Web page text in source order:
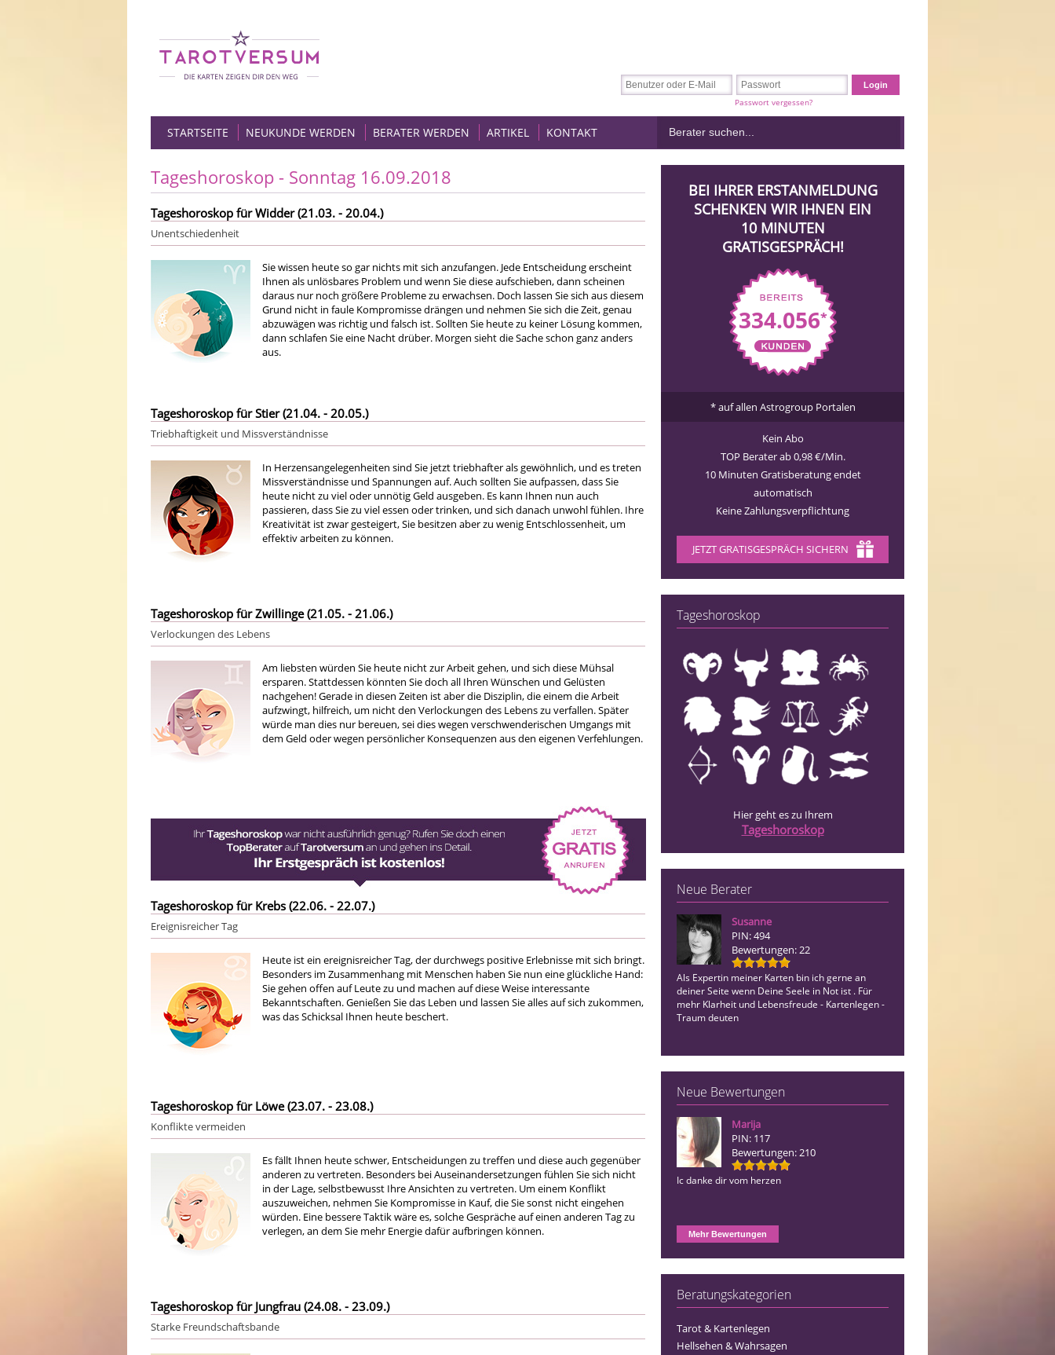
Passwort vergessen?
STARTSEITE NEUKUNDE WERDEN BERATER WERDEN ARTIKEL KONTAKT
BEI IHRER ERSTANMELDUNG
SCHENKEN WIR IHNEN EIN
10 MINUTEN
GRATISGESPRÄCH!
334.056*
* auf allen Astrogroup Portalen
Kein Abo
TOP Berater ab 0,98 €/Min.
10 Minuten Gratisberatung endet
automatisch
Keine Zahlungsverpflichtung
JETZT GRATISGESPRÄCH SICHERN
Tageshoroskop
Hier geht es zu Ihrem
Tageshoroskop
Neue Berater
Susanne
PIN: 494
Bewertungen: 22
Als Expertin meiner Karten bin ich gerne an
deiner Seite wenn Deine Seele in Not ist . Für
mehr Klarheit und Lebensfreude - Kartenlegen -
Traum deuten
Neue Bewertungen
Marija
PIN: 117
Bewertungen: 210
Ic danke dir vom herzen
Mehr Bewertungen
Beratungskategorien
Tarot & Kartenlegen
Hellsehen & Wahrsagen
Tageshoroskop - Sonntag 16.09.2018
Tageshoroskop für Widder (21.03. - 20.04.)
Unentschiedenheit
Sie wissen heute so gar nichts mit sich anzufangen. Jede Entscheidung erscheint
Ihnen als unlösbares Problem und wenn Sie diese aufschieben, dann scheinen
daraus nur noch größere Probleme zu erwachsen. Doch lassen Sie sich aus diesem
Grund nicht in faule Kompromisse drängen und nehmen Sie sich die Zeit, genau
abzuwägen was richtig und falsch ist. Sollten Sie heute zu keiner Lösung kommen,
dann schlafen Sie eine Nacht drüber. Morgen sieht die Sache schon ganz anders
aus.
Tageshoroskop für Stier (21.04. - 20.05.)
Triebhaftigkeit und Missverständnisse
In Herzensangelegenheiten sind Sie jetzt triebhafter als gewöhnlich, und es treten
Missverständnisse und Spannungen auf. Auch sollten Sie aufpassen, dass Sie
heute nicht zu viel oder unnötig Geld ausgeben. Es kann Ihnen nun auch
passieren, dass Sie zu viel essen oder trinken, und sich danach unwohl fühlen. Ihre
Kreativität ist zwar gesteigert, Sie besitzen aber zu wenig Entschlossenheit, um
effektiv arbeiten zu können.
Tageshoroskop für Zwillinge (21.05. - 21.06.)
Verlockungen des Lebens
Am liebsten würden Sie heute nicht zur Arbeit gehen, und sich diese Mühsal
ersparen. Stattdessen könnten Sie doch all Ihren Wünschen und Gelüsten
nachgehen! Gerade in diesen Zeiten ist aber die Disziplin, die einem die Arbeit
aufzwingt, hilfreich, um nicht den Verlockungen des Lebens zu verfallen. Später
würde man dies nur bereuen, sei dies wegen verschwenderischen Umgangs mit
dem Geld oder wegen persönlicher Konsequenzen aus den eigenen Verfehlungen.
Tageshoroskop für Krebs (22.06. - 22.07.)
Ereignisreicher Tag
Heute ist ein ereignisreicher Tag, der durchwegs positive Erlebnisse mit sich bringt.
Besonders im Zusammenhang mit Menschen haben Sie nun eine glückliche Hand:
Sie gehen offen auf Leute zu und machen auf diese Weise interessante
Bekanntschaften. Genießen Sie das Leben und lassen Sie alles auf sich zukommen,
was das Schicksal Ihnen heute beschert.
Tageshoroskop für Löwe (23.07. - 23.08.)
Konflikte vermeiden
Es fällt Ihnen heute schwer, Entscheidungen zu treffen und diese auch gegenüber
anderen zu vertreten. Besonders bei Auseinandersetzungen fühlen Sie sich nicht
in der Lage, selbstbewusst Ihre Ansichten zu vertreten. Um einem Konflikt
auszuweichen, nehmen Sie Kompromisse in Kauf, die Sie sonst nicht eingehen
würden. Eine bessere Taktik wäre es, solche Gespräche auf einen anderen Tag zu
verlegen, an dem Sie mehr Energie dafür aufbringen können.
Tageshoroskop für Jungfrau (24.08. - 23.09.)
Starke Freundschaftsbande